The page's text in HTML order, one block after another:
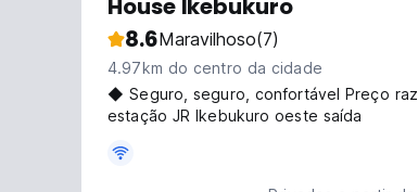
House Ikebukuro
8.6Maravilhoso(7)
4.97km do centro da cidade
◆ Seguro, seguro, confortável Preço
estação JR Ikebukuro oeste saída